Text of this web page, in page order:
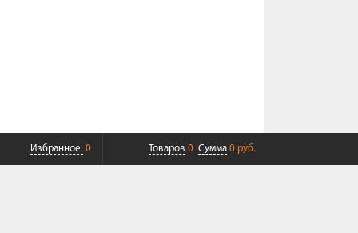
Избранное 0 Товаров 0 Сумма 0 руб.